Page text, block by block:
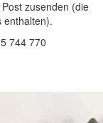
zusenden (die
enthalten).
744 770